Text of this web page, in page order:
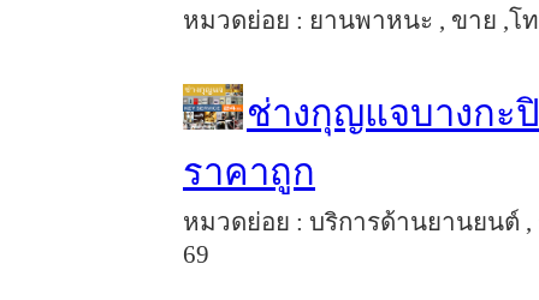
หมวดย่อย : ยานพาหนะ , ขาย ,โ
ช่างกุญแจบางกะปิ
ราคาถูก
หมวดย่อย : บริการด้านยานยนต์ ,
69